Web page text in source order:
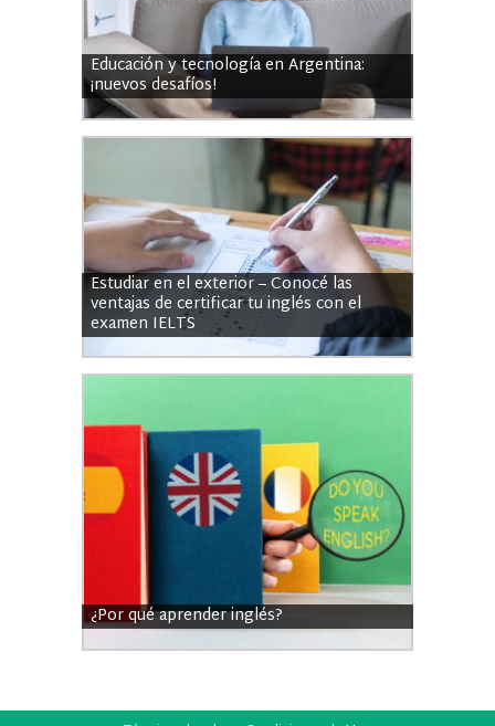
Educación y tecnología en Argentina:
¡nuevos desafíos!
Estudiar en el exterior – Conocé las
ventajas de certificar tu inglés con el
examen IELTS
¿Por qué aprender inglés?